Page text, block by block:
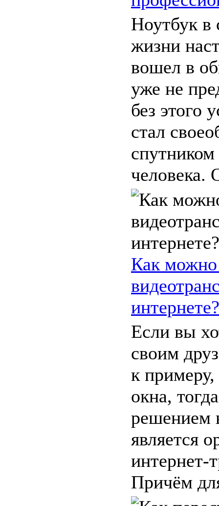
Ноутбук в
жизни
вошел в
уже не
без этого
стал
спутником
человека.
Как можно
интернете?
Если вы
своим
к примеру,
окна,
решением
является
интернет-
Причём